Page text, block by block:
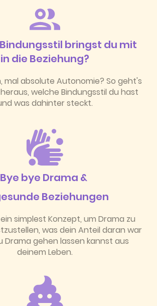
bringst du mit
in die Beziehung?
mal absolute Autonomie? So geht's
welche Bindungsstil du hast
was dahinter steckt.
Bye bye Drama &
Beziehungen
simplest Konzept, um Drama zu
was dein Anteil daran war
Drama gehen lassen kannst aus
deinem Leben.